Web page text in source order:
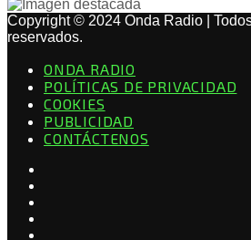
Copyright © 2024 Onda Radio |
reservados.
ONDA RADIO
POLÍTICAS DE PRIVACIDAD
COOKIES
PUBLICIDAD
CONTÁCTENOS